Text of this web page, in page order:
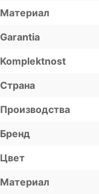
Материал
Garantia
Komplektnost
Страна
Производства
Бренд
Цвет
Материал